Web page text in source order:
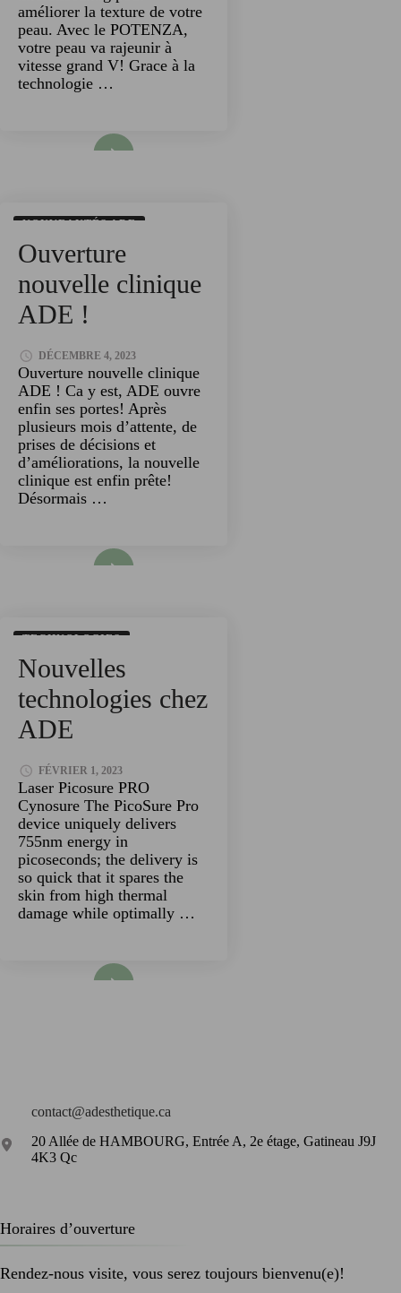
améliorer la texture de votre
peau. Avec le POTENZA,
votre peau va rajeunir à
vitesse grand V! Grace à la
technologie …
NOUVEAUTÉS ADE
OUVERTURE
Ouverture
nouvelle clinique
ADE !
DÉCEMBRE 4, 2023
Ouverture nouvelle clinique
ADE ! Ca y est, ADE ouvre
enfin ses portes! Après
plusieurs mois d’attente, de
prises de décisions et
d’améliorations, la nouvelle
clinique est enfin prête!
Désormais …
TECHNOLOGIES
Nouvelles
technologies chez
ADE
FÉVRIER 1, 2023
Laser Picosure PRO
Cynosure The PicoSure Pro
device uniquely delivers
755nm energy in
picoseconds; the delivery is
so quick that it spares the
skin from high thermal
damage while optimally …
contact@adesthetique.ca
20 Allée de HAMBOURG, Entrée A, 2e étage, Gatineau J9J
4K3 Qc
Horaires d’ouverture
Rendez-nous visite, vous serez toujours bienvenu(e)!